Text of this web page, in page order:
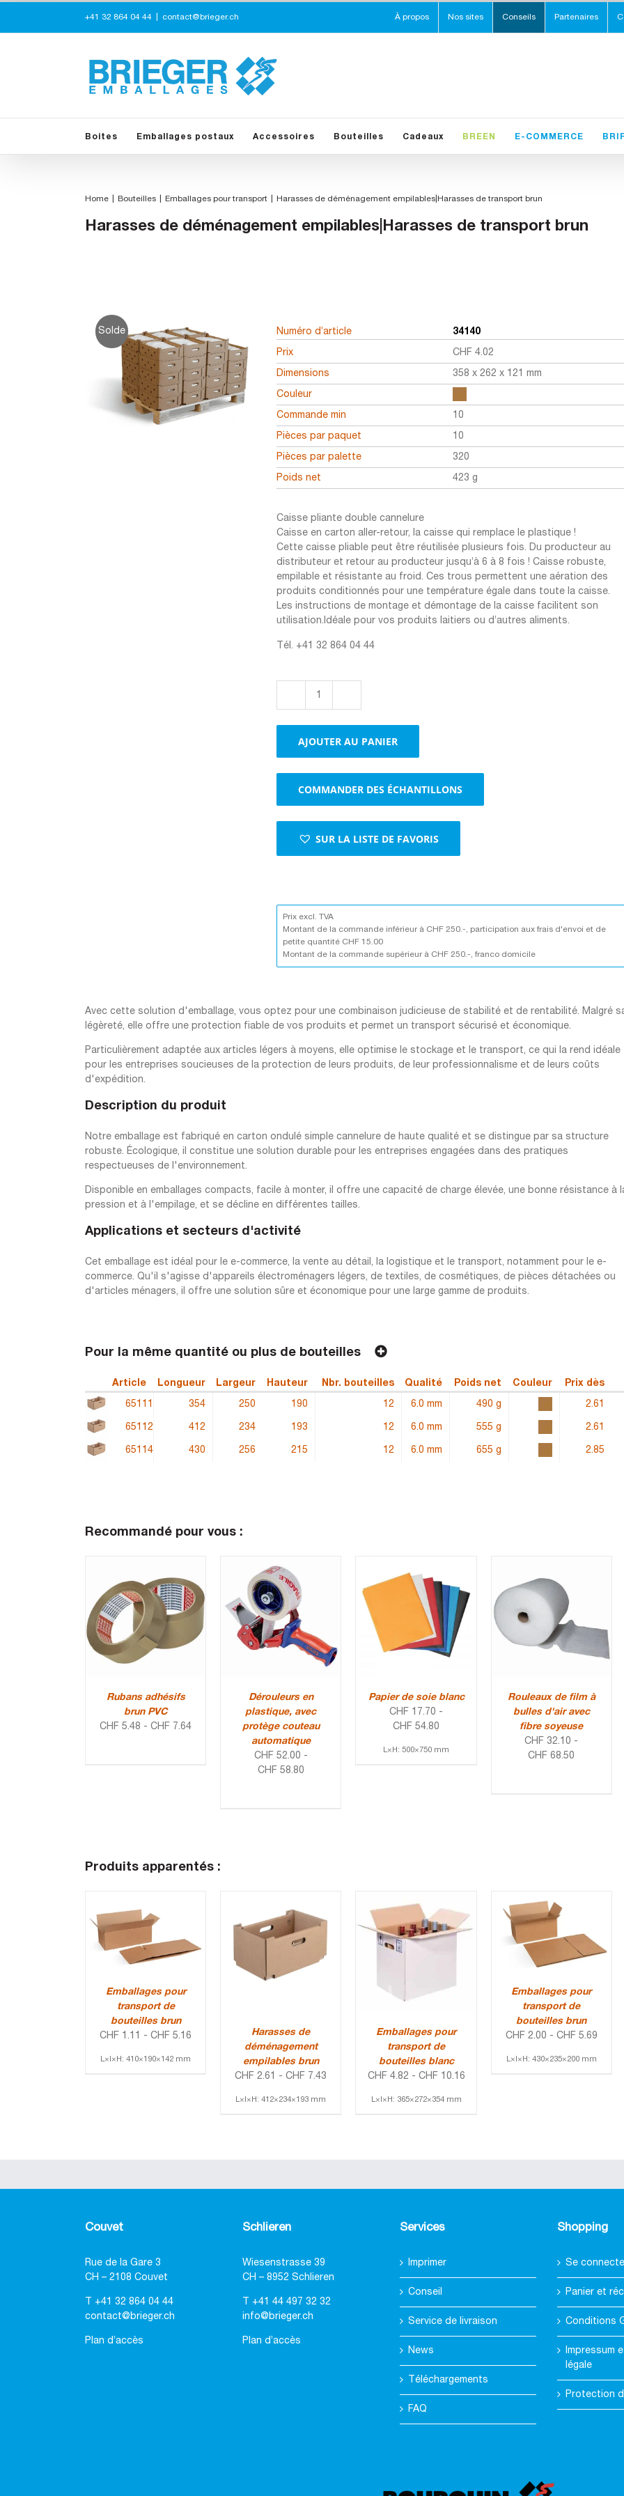
content
+41 32 864 04 44 contact@brieger.ch À propos Nos sites Conseils Partenaires
Boites Emballages postaux Accessoires Bouteilles Cadeaux BREEN E-COMMERCE
Home Bouteilles Emballages pour transport Harasses de déménagement empilables|Harasses de transport brun
Harasses de déménagement empilables|Harasses de transport brun
Solde Numéro d’article 34140
Prix CHF 4.02
Dimensions 358 x 262 x 121 mm
Couleur
Commande min 10
Pièces par paquet 10
Pièces par palette 320
Poids net 423 g
Caisse pliante double cannelure
Caisse en carton aller-retour, la caisse qui remplace le plastique !
Cette caisse pliable peut être réutilisée plusieurs fois. Du producteur au
distributeur et retour au producteur jusqu’à 6 à 8 fois ! Caisse robuste,
empilable et résistante au froid. Ces trous permettent une aération des
produits conditionnés pour une température égale dans toute la caisse.
Les instructions de montage et démontage de la caisse facilitent son
utilisation.Idéale pour vos produits laitiers ou d’autres aliments.
Tél. +41 32 864 04 44
de
déménagement
empilables|Harasses
de
transport
AJOUTER AU PANIER
COMMANDER DES ÉCHANTILLONS
SUR LA LISTE DE FAVORIS
Prix excl. TVA
Montant de la commande inférieur à CHF 250.-, participation aux frais d'envoi et de
petite quantité CHF 15.00
Montant de la commande supérieur à CHF 250.-, franco domicile
Avec cette solution d'emballage, vous optez pour une combinaison judicieuse de stabilité et de rentabilité. Malgré
légèreté, elle offre une protection fiable de vos produits et permet un transport sécurisé et économique.
Particulièrement adaptée aux articles légers à moyens, elle optimise le stockage et le transport, ce qui la rend idéale
pour les entreprises soucieuses de la protection de leurs produits, de leur professionnalisme et de leurs coûts
d'expédition.
Description du produit
Notre emballage est fabriqué en carton ondulé simple cannelure de haute qualité et se distingue par sa structure
robuste. Écologique, il constitue une solution durable pour les entreprises engagées dans des pratiques
respectueuses de l'environnement.
Disponible en emballages compacts, facile à monter, il offre une capacité de charge élevée, une bonne résistance à
pression et à l'empilage, et se décline en différentes tailles.
Applications et secteurs d'activité
Cet emballage est idéal pour le e-commerce, la vente au détail, la logistique et le transport, notamment pour le e-
commerce. Qu'il s'agisse d'appareils électroménagers légers, de textiles, de cosmétiques, de pièces détachées ou
d'articles ménagers, il offre une solution sûre et économique pour une large gamme de produits.
Pour la même quantité ou plus de bouteilles
Article Longueur Largeur Hauteur Nbr. bouteilles Qualité Poids net Couleur Prix dès
65111 354 250 190 12 6.0 mm 490 g 2.61
65112 412 234 193 12 6.0 mm 555 g 2.61
65114 430 256 215 12 6.0 mm 655 g 2.85
Recommandé pour vous :
Rubans adhésifs
brun PVC
CHF 5.48 -CHF 7.64
Dérouleurs en
plastique, avec
protège couteau
automatique
CHF 52.00 -
CHF 58.80
Papier de soie blanc
CHF 17.70 -
CHF 54.80
L×H: 500×750 mm
Rouleaux de film à
bulles d'air avec
fibre soyeuse
CHF 32.10 -
CHF 68.50
Produits apparentés :
Emballages pour
transport de
bouteilles brun
CHF 1.11 -CHF 5.16
L×l×H: 410×190×142 mm
Harasses de
déménagement
empilables brun
CHF 2.61 -CHF 7.43
L×l×H: 412×234×193 mm
Emballages pour
transport de
bouteilles blanc
CHF 4.82 - CHF 10.16
L×l×H: 365×272×354 mm
Emballages pour
transport de
bouteilles brun
CHF 2.00 - CHF 5.69
L×l×H: 430×235×200 mm
Couvet
Rue de la Gare 3
CH – 2108 Couvet
+41 32 864 04 44
contact@brieger.ch
Plan d’accès
Schlieren
Wiesenstrasse 39
CH – 8952 Schlieren
+41 44 497 32 32
info@brieger.ch
Plan d’accès
Services
Imprimer
Conseil
Service de livraison
News
Téléchargements
FAQ
Shopping
Se
Panier et
Conditions
Impressum
légale
Protection